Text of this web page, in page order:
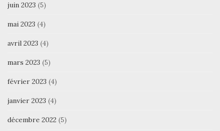
juin 2023 (5)
mai 2023 (4)
avril 2023 (4)
mars 2023 (5)
février 2023 (4)
janvier 2023 (4)
décembre 2022 (5)